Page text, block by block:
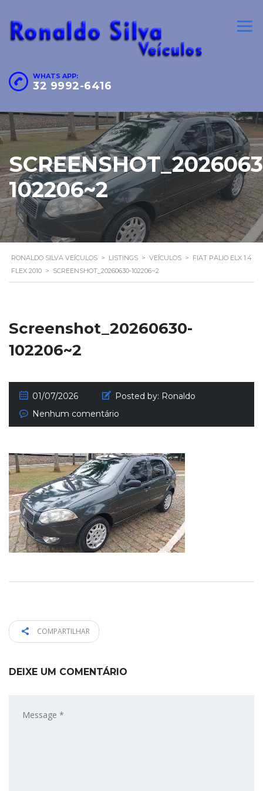
WHATS APP:
32 9992-6416
102206~2
RONALDO SILVA VEÍCULOS > LISTINGS > VEÍCULOS > FIAT PALIO ELX 1.4
FLEX 2010 > SCREENSHOT_20260630-102206~2
Screenshot_20260630-
102206~2
01/07/2026 Posted by: Ronaldo
Nenhum comentário
COMPARTILHAR
DEIXE UM COMENTÁRIO